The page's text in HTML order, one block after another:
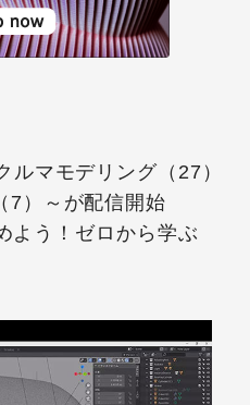
ルマモデリング（27）
7）～が配信開始
よう！ゼロから学ぶ